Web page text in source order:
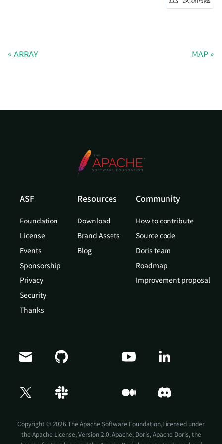
ARRAY MAP
ASF
Foundation
License
Events
Sponsorship
Privacy
Security
Thanks
Resources
Download
Brand Assets
Blog
Community
How to contribute
Source code
Doris team
Roadmap
Improvement proposal
Copyright © 2026 The Apache Software Foundation,Licensed under
the Apache License, Version 2.0. Apache, Doris, Apache Doris, the
Doris Summit 26